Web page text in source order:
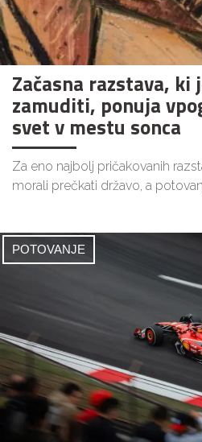
Začasna razstava, ki
zamuditi, ponuja
svet v mestu sonca
Za eno najbolj pričakovanih
morali prečkati državo, a
POTOVANJE